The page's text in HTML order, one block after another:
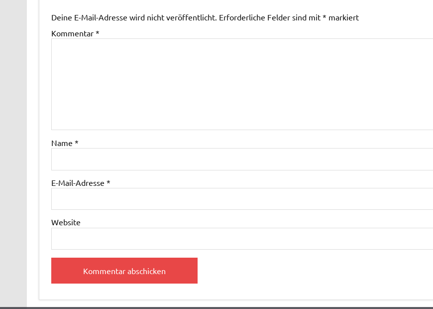
Deine E-Mail-Adresse wird nicht veröffentlicht. Erforderliche Felder sind mit * markiert
Kommentar *
Name *
E-Mail-Adresse *
Website